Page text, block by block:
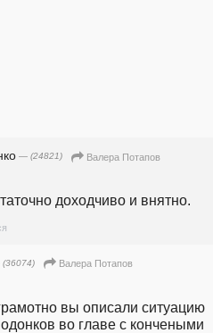
— (24821)
Валера Потапов
доходчиво и внятно.
Валера Потапов
вы описали ситуацию
во главе с кончеными